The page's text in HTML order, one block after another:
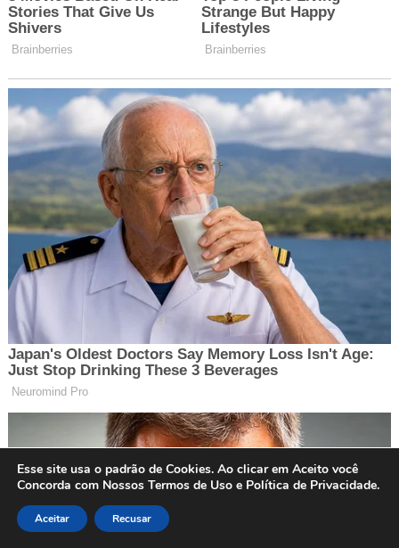
Esse site usa o padrão de Cookies. Ao clicar em Aceito você
Concorda com Nossos Termos de Uso e Política de Privacidade.
Aceitar Recusar